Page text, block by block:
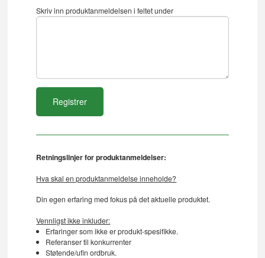
Skriv inn produktanmeldelsen i feltet under
Retningslinjer for produktanmeldelser:
Hva skal en produktanmeldelse inneholde?
Din egen erfaring med fokus på det aktuelle produktet.
Vennligst ikke inkluder:
Erfaringer som ikke er produkt-spesifikke.
Referanser til konkurrenter
Støtende/ufin ordbruk.